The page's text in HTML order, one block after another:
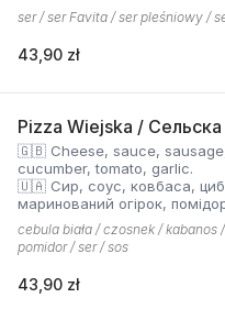
ser / ser Favita / ser pleśniowy /
43,90 zł
Pizza Wiejska / Сельска
🇬🇧 Cheese, sauce,
cucumber, tomato, garlic.
🇺🇦 Сир, соус, ковбаса,
маринований огірок,
cebula biała / czosnek / kabanos
pomidor / ser / sos
43,90 zł